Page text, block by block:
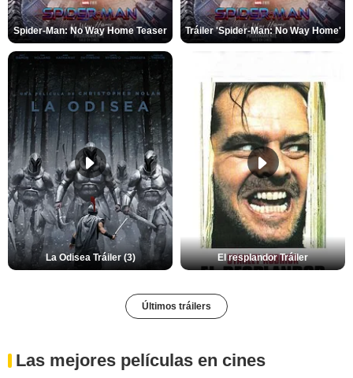
Spider-Man: No Way Home Teaser Tráiler 'Spider-Man: No Way Home'
La Odisea Tráiler (3) El resplandor Tráiler
Últimos tráilers
Las mejores películas en cines